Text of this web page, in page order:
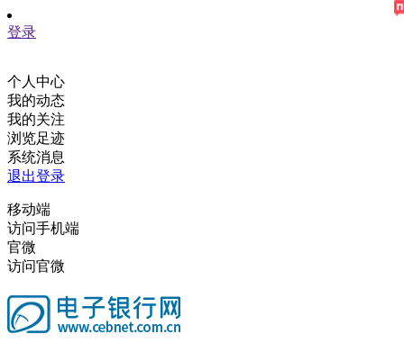
登录
个人中心
我的动态
我的关注
浏览足迹
系统消息
退出登录
移动端
访问手机端
官微
访问官微